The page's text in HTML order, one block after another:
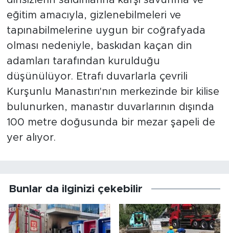
eğitim amacıyla, gizlenebilmeleri ve
tapınabilmelerine uygun bir coğrafyada
olması nedeniyle, baskıdan kaçan din
adamları tarafından kurulduğu
düşünülüyor. Etrafı duvarlarla çevrili
Kurşunlu Manastırı'nın merkezinde bir kilise
bulunurken, manastır duvarlarının dışında
100 metre doğusunda bir mezar şapeli de
yer alıyor.
Bunlar da ilginizi çekebilir